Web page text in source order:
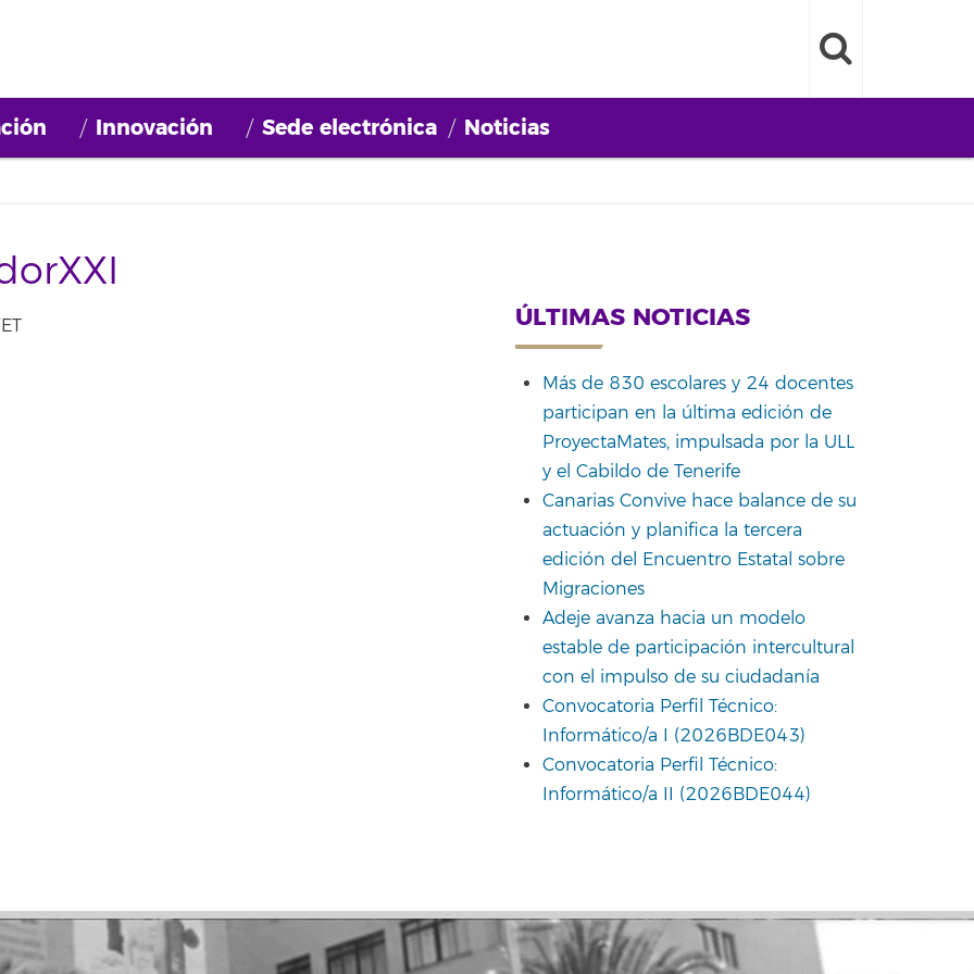
Innovación Sede electrónica Noticias
ÚLTIMAS NOTICIAS
Más de 830 escolares y 24 docentes
participan en la última edición de
ProyectaMates, impulsada por la ULL
y el Cabildo de Tenerife
Canarias Convive hace balance de su
actuación y planifica la tercera
edición del Encuentro Estatal sobre
Migraciones
Adeje avanza hacia un modelo
estable de participación intercultural
con el impulso de su ciudadanía
Convocatoria Perfil Técnico:
Informático/a I (2026BDE043)
Convocatoria Perfil Técnico:
Informático/a II (2026BDE044)